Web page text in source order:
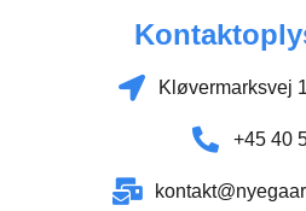
Kløvermarksvej
+45 40